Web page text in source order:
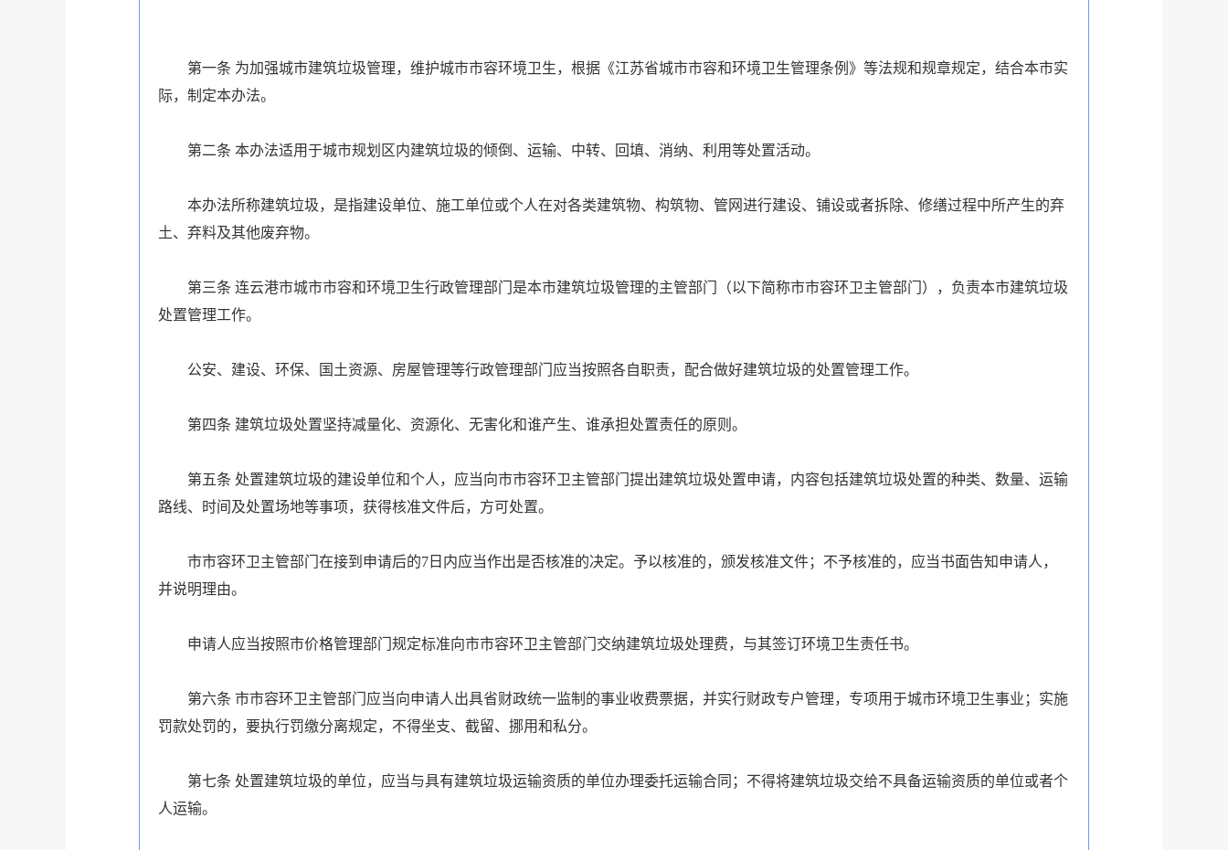
第一条 为加强城市建筑垃圾管理，维护城市市容环境卫生，根据《江苏省城市市容和环境卫生管理条例》等法规和规章规定，结合本市实
际，制定本办法。
第二条 本办法适用于城市规划区内建筑垃圾的倾倒、运输、中转、回填、消纳、利用等处置活动。
本办法所称建筑垃圾，是指建设单位、施工单位或个人在对各类建筑物、构筑物、管网进行建设、铺设或者拆除、修缮过程中所产生的弃
土、弃料及其他废弃物。
第三条 连云港市城市市容和环境卫生行政管理部门是本市建筑垃圾管理的主管部门（以下简称市市容环卫主管部门），负责本市建筑垃圾
处置管理工作。
公安、建设、环保、国土资源、房屋管理等行政管理部门应当按照各自职责，配合做好建筑垃圾的处置管理工作。
第四条 建筑垃圾处置坚持减量化、资源化、无害化和谁产生、谁承担处置责任的原则。
第五条 处置建筑垃圾的建设单位和个人，应当向市市容环卫主管部门提出建筑垃圾处置申请，内容包括建筑垃圾处置的种类、数量、运输
路线、时间及处置场地等事项，获得核准文件后，方可处置。
市市容环卫主管部门在接到申请后的7 日内应当作出是否核准的决定。予以核准的，颁发核准文件；不予核准的，应当书面告知申请人，
并说明理由。
申请人应当按照市价格管理部门规定标准向市市容环卫主管部门交纳建筑垃圾处理费，与其签订环境卫生责任书。
第六条 市市容环卫主管部门应当向申请人出具省财政统一监制的事业收费票据，并实行财政专户管理，专项用于城市环境卫生事业；实施
罚款处罚的，要执行罚缴分离规定，不得坐支、截留、挪用和私分。
第七条 处置建筑垃圾的单位，应当与具有建筑垃圾运输资质的单位办理委托运输合同；不得将建筑垃圾交给不具备运输资质的单位或者个
人运输。